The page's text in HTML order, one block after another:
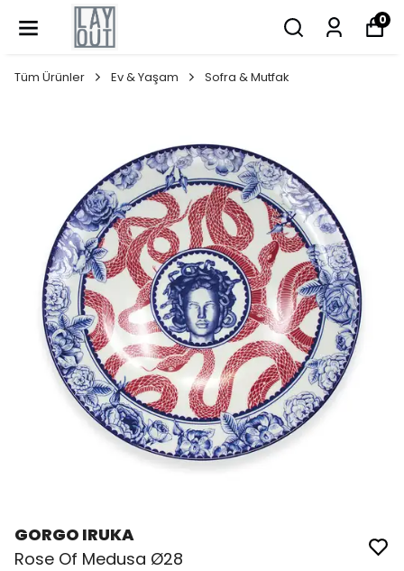
0
Tüm Ürünler Ev & Yaşam Sofra & Mutfak
GORGO IRUKA
Rose Of Medusa Ø28